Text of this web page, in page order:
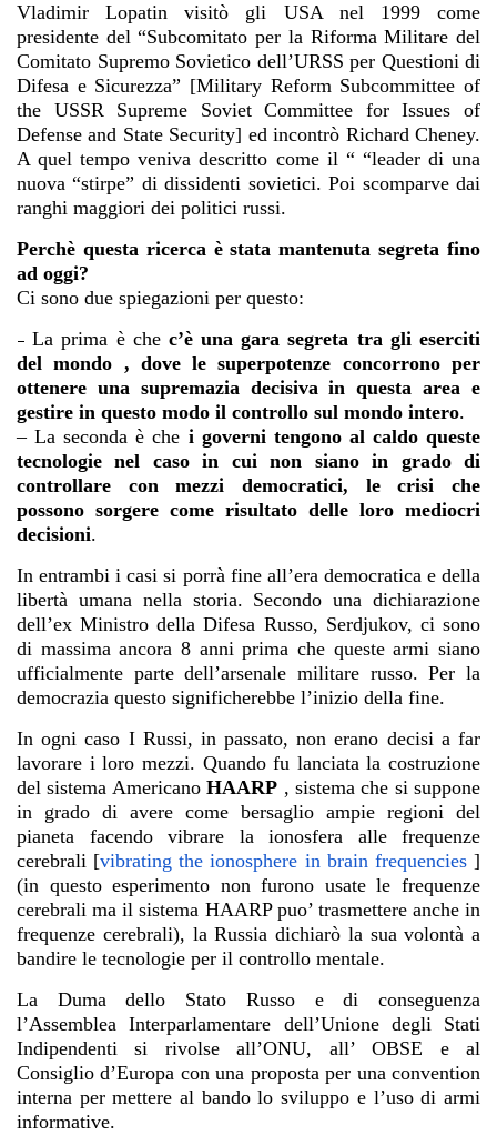
Vladimir Lopatin visitò gli USA nel 1999 come
presidente del “Subcomitato per la Riforma Militare del
Comitato Supremo Sovietico dell’URSS per Questioni di
Difesa e Sicurezza” [Military Reform Subcommittee of
the USSR Supreme Soviet Committee for Issues of
Defense and State Security] ed incontrò Richard Cheney.
A quel tempo veniva descritto come il “ “leader di una
nuova “stirpe” di dissidenti sovietici. Poi scomparve dai
ranghi maggiori dei politici russi.
Perchè questa ricerca è stata mantenuta segreta fino
ad oggi?
Ci sono due spiegazioni per questo:
–La prima è che c’è una gara segreta tra gli eserciti
del mondo , dove le superpotenze concorrono per
ottenere una supremazia decisiva in questa area e
gestire in questo modo il controllo sul mondo intero.
– La seconda è che i governi tengono al caldo queste
tecnologie nel caso in cui non siano in grado di
controllare con mezzi democratici, le crisi che
possono sorgere come risultato delle loro mediocri
decisioni.
In entrambi i casi si porrà fine all’era democratica e della
libertà umana nella storia. Secondo una dichiarazione
dell’ex Ministro della Difesa Russo, Serdjukov, ci sono
di massima ancora 8 anni prima che queste armi siano
ufficialmente parte dell’arsenale militare russo. Per la
democrazia questo significherebbe l’inizio della fine.
In ogni caso I Russi, in passato, non erano decisi a far
lavorare i loro mezzi. Quando fu lanciata la costruzione
del sistema AmericanoHAARP , sistema che si suppone
in grado di avere come bersaglio ampie regioni del
pianeta facendo vibrare la ionosfera alle frequenze
cerebrali [vibrating the ionosphere in brain frequencies]
(in questo esperimento non furono usate le frequenze
cerebrali ma il sistema HAARP puo’ trasmettere anche in
frequenze cerebrali), la Russia dichiarò la sua volontà a
bandire le tecnologie per il controllo mentale.
La Duma dello Stato Russo e di conseguenza
l’Assemblea Interparlamentare dell’Unione degli Stati
Indipendenti si rivolse all’ONU, all’ OBSE e al
Consiglio d’Europa con una proposta per una convention
interna per mettere al bando lo sviluppo e l’uso di armi
informative.